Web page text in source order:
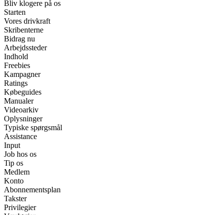
Bliv klogere på os
Starten
Vores drivkraft
Skribenterne
Bidrag nu
Arbejdssteder
Indhold
Freebies
Kampagner
Ratings
Købeguides
Manualer
Videoarkiv
Oplysninger
Typiske spørgsmål
Assistance
Input
Job hos os
Tip os
Medlem
Konto
Abonnementsplan
Takster
Privilegier